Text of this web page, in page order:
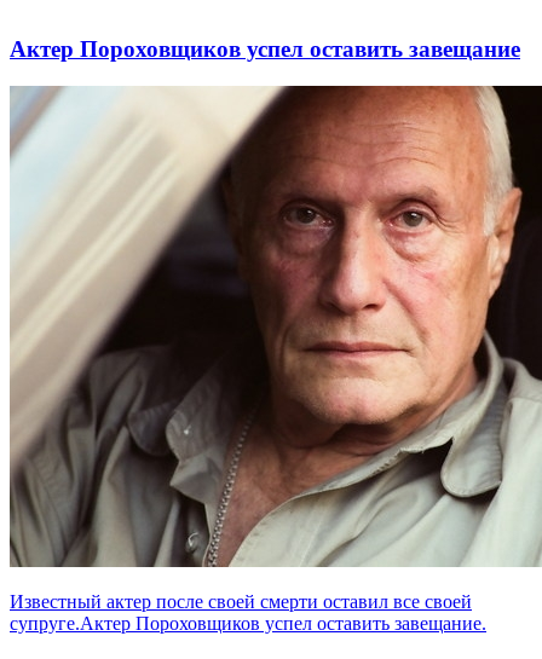
Актер Пороховщиков успел оставить завещание
Известный актер после своей смерти оставил все своей
супруге.Актер Пороховщиков успел оставить завещание.